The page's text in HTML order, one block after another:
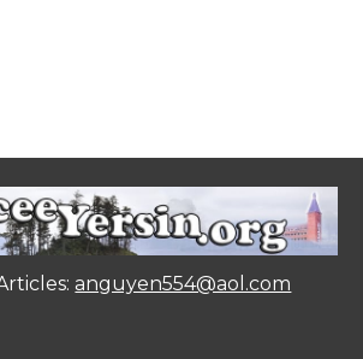
anguyen554@aol.com